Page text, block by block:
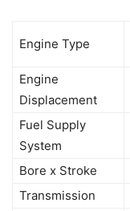
Engine Type
Engine
Displacement
Fuel Supply
System
Bore x Stroke
Transmission